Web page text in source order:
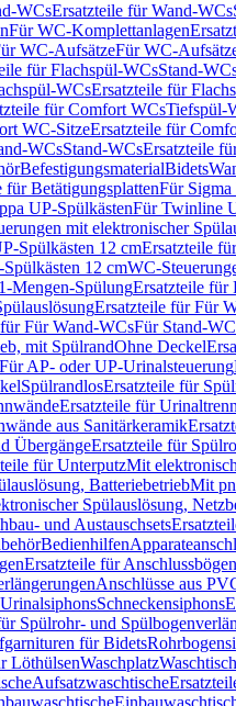
WCsErsatzteile für Wand-WCs
Für WC-Komplettanlagen
WC-AufsätzeFür WC-
für Flachspül-WCsStand-
WCsErsatzteile für
für Comfort WCsTiefspül-
WC-SitzeErsatzteile für
WCsStand-WCsErsatzteile
BefestigungsmaterialBidets
für BetätigungsplattenFür Sigma
UP-SpülkästenFür Twinline
mit elektronischer
Spülkästen 12 cmErsatzteile
12 cmWC-
Mengen-SpülungErsatzteile für
Ersatzteile für Für
Für Wand-WCsFür Stand-
mit SpülrandOhne Deckel
AP- oder UP-Urinalsteuerung
SpülrandlosErsatzteile für
Ersatzteile für
aus Sanitärkeramik
ÜbergängeErsatzteile für
für UnterputzMit
BatteriebetriebMit
Spülauslösung,
und Austauschsets
Bedienhilfen
Ersatzteile für Anschlussbögen
Anschlüsse aus
Schneckensiphons
Spülrohr- und
für Bidets
LöthülsenWaschplatz
Aufsatzwaschtische